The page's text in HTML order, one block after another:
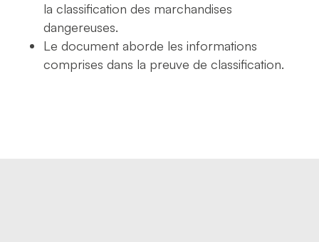
la classification des marchandises
dangereuses.
Le document aborde les informations
comprises dans la preuve de classification.